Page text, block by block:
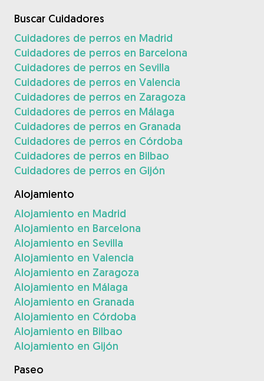
Buscar Cuidadores
Cuidadores de perros en Madrid
Cuidadores de perros en Barcelona
Cuidadores de perros en Sevilla
Cuidadores de perros en Valencia
Cuidadores de perros en Zaragoza
Cuidadores de perros en Málaga
Cuidadores de perros en Granada
Cuidadores de perros en Córdoba
Cuidadores de perros en Bilbao
Cuidadores de perros en Gijón
Alojamiento
Alojamiento en Madrid
Alojamiento en Barcelona
Alojamiento en Sevilla
Alojamiento en Valencia
Alojamiento en Zaragoza
Alojamiento en Málaga
Alojamiento en Granada
Alojamiento en Córdoba
Alojamiento en Bilbao
Alojamiento en Gijón
Paseo